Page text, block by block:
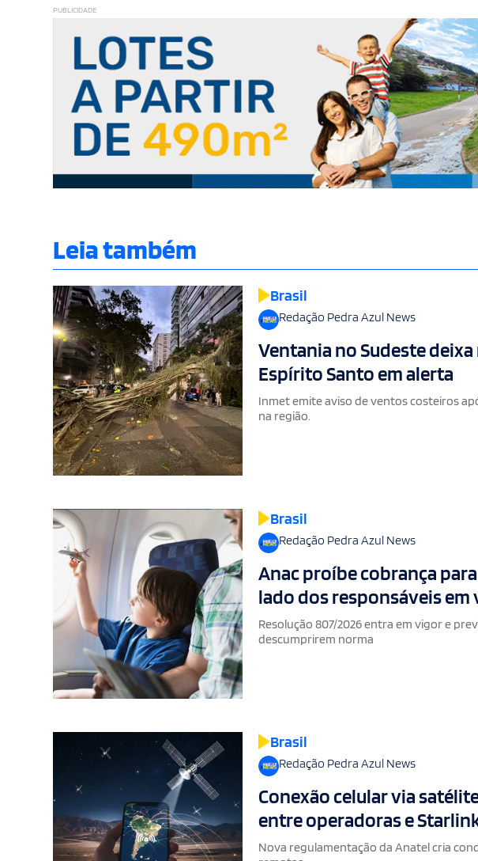
PUBLICIDADE
Leia também
Brasil
Redação Pedra Azul News
Ventania no Sudeste
Espírito Santo em alerta
Inmet emite aviso de ventos costeiros
na região.
Brasil
Redação Pedra Azul News
Anac proíbe cobrança
lado dos responsáveis em
Resolução 807/2026 entra em vigor e
descumprirem norma
Brasil
Redação Pedra Azul News
Conexão celular via
entre operadoras e
Nova regulamentação da Anatel cria